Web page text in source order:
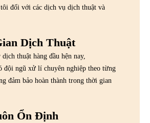
đối với các dịch vụ dịch thuật và
Dịch Thuật
thuật hàng đầu hện nay,
đội ngũ xử lí chuyên nghiệp theo từng
đảm bảo hoàn thành trong thời gian
Ổn Định